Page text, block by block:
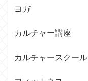
ヨガ
カルチャー講座
カルチャースクール